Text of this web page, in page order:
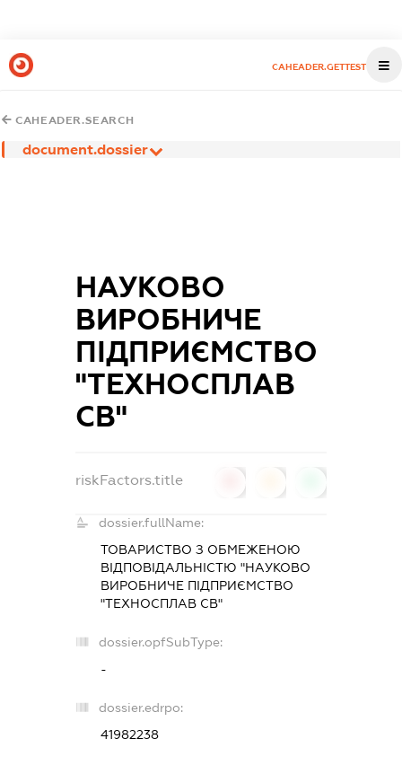
CAHEADER.GETTEST
CAHEADER.SEARCH
document.dossier
НАУКОВО
ВИРОБНИЧЕ
ПІДПРИЄМСТВО
"ТЕХНОСПЛАВ
СВ"
riskFactors.title
dossier.fullName:
ТОВАРИСТВО З ОБМЕЖЕНОЮ
ВІДПОВІДАЛЬНІСТЮ "НАУКОВО
ВИРОБНИЧЕ ПІДПРИЄМСТВО
"ТЕХНОСПЛАВ СВ"
dossier.opfSubType:
-
dossier.edrpo:
41982238